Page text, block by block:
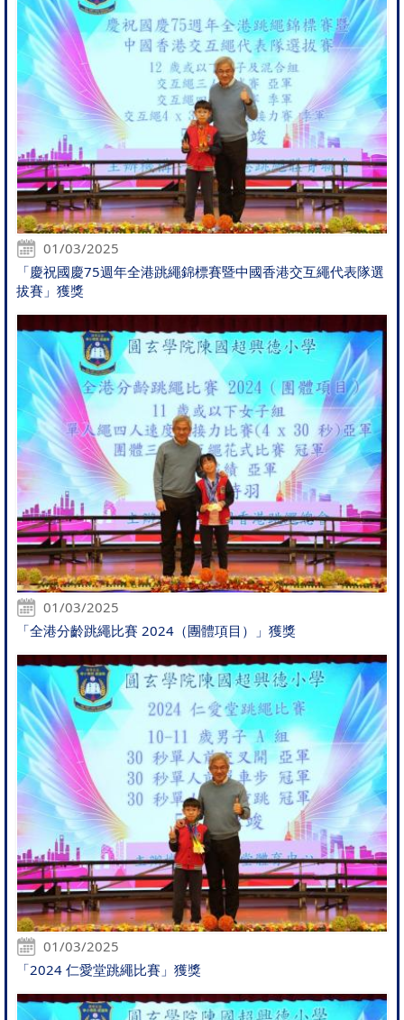
01/03/2025
「慶祝國慶75週年全港跳繩錦標賽暨中國香港交互繩代表隊選
拔賽」獲獎
01/03/2025
「全港分齡跳繩比賽 2024（團體項目）」獲獎
01/03/2025
「2024 仁愛堂跳繩比賽」獲獎